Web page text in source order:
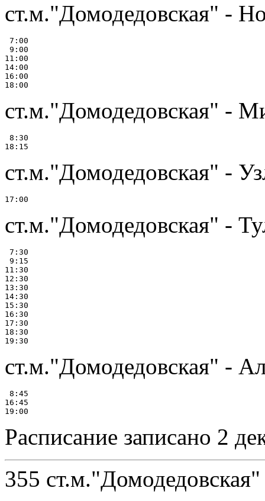
ст.м."Домодедовская" -
7:00
9:00
11:00
14:00
16:00
ст.м."Домодедовская" -
8:30
ст.м."Домодедовская" -
ст.м."Домодедовская" -
7:30
9:15
11:30
12:30
13:30
14:30
15:30
16:30
17:30
18:30
ст.м."Домодедовская" -
8:45
16:45
Расписание записано 2
355